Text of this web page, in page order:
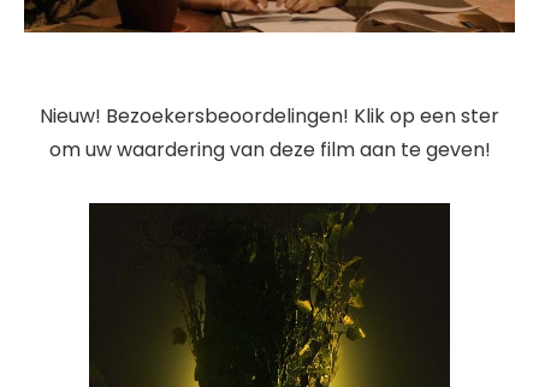
Nieuw! Bezoekersbeoordelingen! Klik op een ster
om uw waardering van deze film aan te geven!